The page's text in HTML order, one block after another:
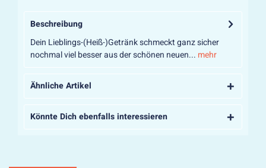
Beschreibung
Dein Lieblings-(Heiß-)Getränk schmeckt ganz sicher
nochmal viel besser aus der schönen neuen... mehr
Ähnliche Artikel
Könnte Dich ebenfalls interessieren